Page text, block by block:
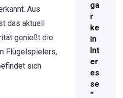
Aus
das aktuell
genießt die
Flügelspielers,
sich
ga
r
ke
in
Int
er
es
se
“